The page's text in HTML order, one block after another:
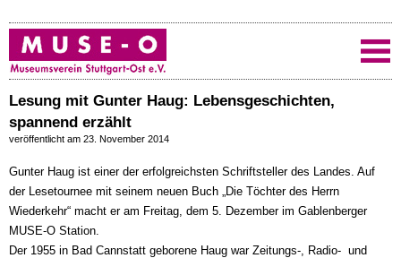
Lesung mit Gunter Haug: Lebensgeschichten,
spannend erzählt
veröffentlicht am 23. November 2014
Gunter Haug ist einer der erfolgreichsten Schriftsteller des Landes. Auf
der Lesetournee mit seinem neuen Buch „Die Töchter des Herrn
Wiederkehr“ macht er am Freitag, dem 5. Dezember im Gablenberger
MUSE-O Station.
Der 1955 in Bad Cannstatt geborene Haug war Zeitungs-, Radio- und